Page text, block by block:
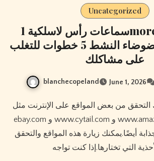
Uncategorized
سماعات رأس لاسلكية 1more Sonoflow
بخاصية إلغاء الضوضاء النشط 5 خطوات للتغلب
على مشاكلك
blanchecopeland June 1, 2026
ebay.com و www.cytail.com و www.amazon.com.توفر بعض
أيضًا.يمكنك زيارة هذه المواقع والتحقق